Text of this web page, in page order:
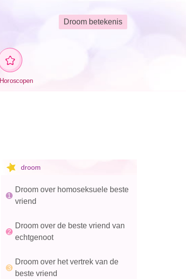
Droom betekenis
Horoscopen
droom
Droom over homoseksuele beste
vriend
Droom over de beste vriend van
echtgenoot
Droom over het vertrek van de
beste vriend